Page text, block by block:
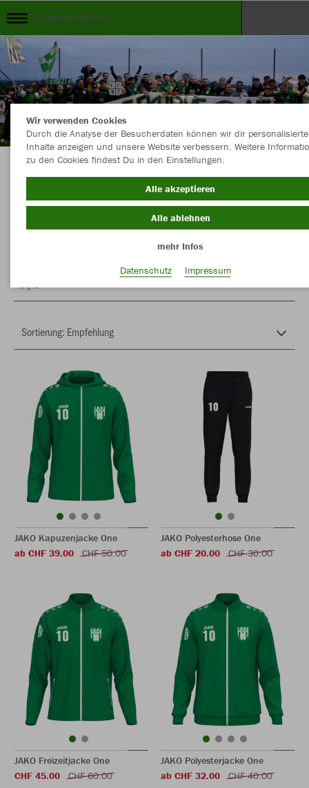
FC Neukirch-Egnach
Bester Verein in der Region
Neuheiten
MEHR FILTER
JAKO Kapuzenjacke One
ab CHF 39.00
CHF 50.00
JAKO Polyesterhose One
ab CHF 20.00
CHF 30.00
JAKO Freizeitjacke One
CHF 45.00
CHF 60.00
JAKO Polyesterjacke One
ab CHF 32.00
CHF 40.00
Wir verwenden Cookies
Durch die Analyse der Besucherdaten können wir dir personalisierte
Inhalte anzeigen und unsere Website verbessern. Weitere
zu den Cookies findest Du in den Einstellungen.
Alle akzeptieren
Alle ablehnen
mehr Infos
Datenschutz
Impressum